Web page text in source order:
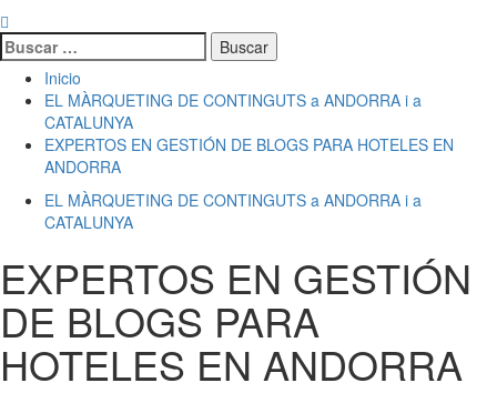
Buscar:
Inicio
EL MÀRQUETING DE CONTINGUTS a ANDORRA i a
CATALUNYA
EXPERTOS EN GESTIÓN DE BLOGS PARA HOTELES EN
ANDORRA
EL MÀRQUETING DE CONTINGUTS a ANDORRA i a
CATALUNYA
EXPERTOS EN GESTIÓN
DE BLOGS PARA
HOTELES EN ANDORRA